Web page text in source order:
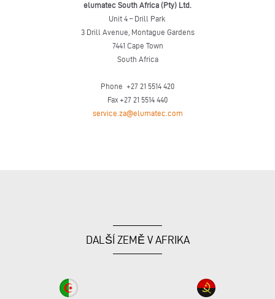
elumatec South Africa (Pty) Ltd.
Unit 4 – Drill Park
3 Drill Avenue, Montague Gardens
7441 Cape Town
South Africa
Phone +27 21 5514 420
Fax +27 21 5514 440
service.za@elumatec.com
DALŠÍ ZEMĚ V AFRIKA